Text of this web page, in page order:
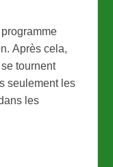
Après cela,
tournent
seulement les
les